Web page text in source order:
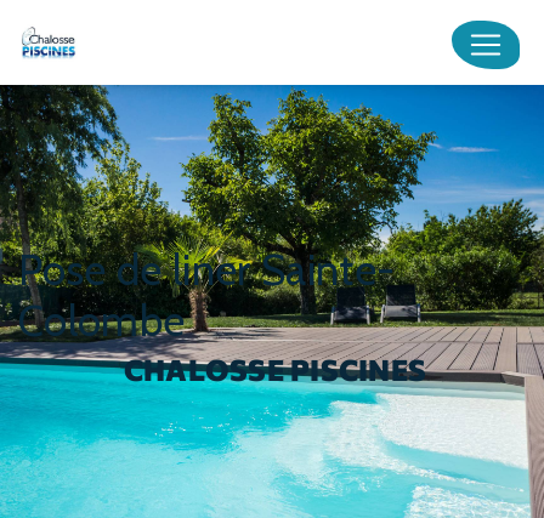
pose de liner Sainte-
Colombe
CHALOSSE PISCINES